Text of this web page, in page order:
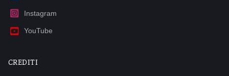
Instagram
YouTube
CREDITI